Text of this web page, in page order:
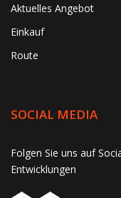
Aktuelles Angebot
Einkauf
Route
SOCIAL MEDIA
Folgen Sie uns auf
Entwicklungen
gtag('consent', 'update',
window.dataLayer || [];